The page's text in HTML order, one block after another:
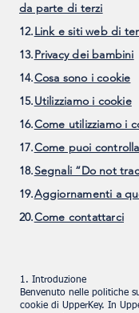
da parte di terzi
12.Link e siti web di
13.Privacy dei bambini
14.Cosa sono i cookie
15.Utilizziamo i cookie
16.Come utilizziamo i
17.Come puoi
18.Segnali “Do not
19.Aggiornamenti a
20.Come contattarci
1. Introduzione
Benvenuto nelle politiche
cookie di UpperKey. In